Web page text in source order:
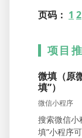
页码： 1 2
项目
微填（原
填”）
微信小程序
搜索微信小
填”小程序